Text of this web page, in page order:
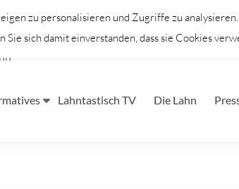
Lahntastisch TV Die Lahn
zu personalisieren und Zugriffe zu
sich damit einverstanden, dass sie Cookies